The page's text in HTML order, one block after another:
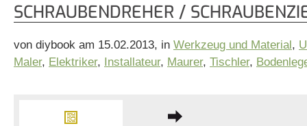
SCHRAUBENDREHER /
von diybook am 15.02.2013, in Werkzeug und Material,
Maler, Elektriker, Installateur, Maurer, Tischler,